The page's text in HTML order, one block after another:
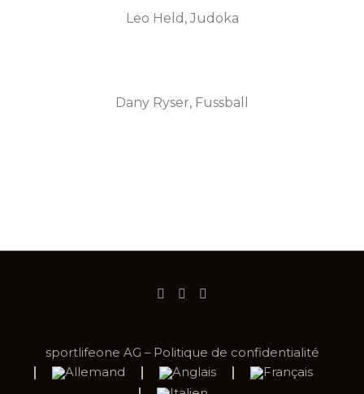
Leo Held, Judoka
Dany Ryser, Fussball
sportlifeone AG – Politique de confidentialité